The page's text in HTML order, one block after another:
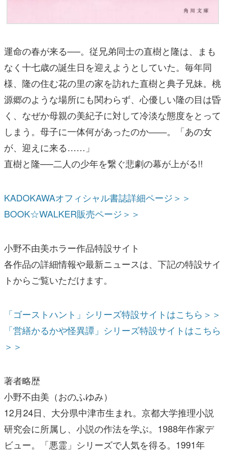
運命の春が来る──。従兄弟同士の直樹と隆は、まも
なく十七歳の誕生日を迎えようとしていた。毎年同
様、隆の住む花の里の家を訪れた直樹と典子兄妹。桃
源郷のような場所にも関わらず、心優しい隆の目は昏
く、なぜか母親の美紀子に対して冷淡な態度をとって
しまう。母子に一体何があったのか――。「あの女
が、迎えに来る……」
直樹と隆──二人の少年を繋ぐ悲劇の幕が上がる!!
KADOKAWAオフィシャル書誌詳細ページ＞＞
BOOK☆WALKER販売ページ＞＞
小野不由美ホラー作品特設サイト
各作品の詳細情報や最新ニュースは、下記の特設サイ
トからご覧いただけます。
「ゴーストハント」シリーズ特設サイトはこちら＞＞
「営繕かるかや怪異譚」シリーズ特設サイトはこちら
＞＞
著者略歴
小野不由美（おのふゆみ）
12月24日、大分県中津市生まれ。京都大学推理小説
研究会に所属し、小説の作法を学ぶ。1988年作家デ
ビュー。「悪霊」シリーズで人気を得る。1991年